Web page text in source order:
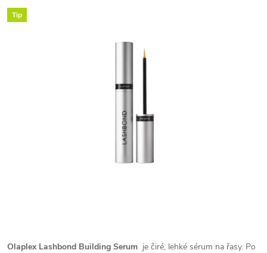
Tip
Olaplex Lashbond Building Serum je čiré, lehké sérum na řasy. Po